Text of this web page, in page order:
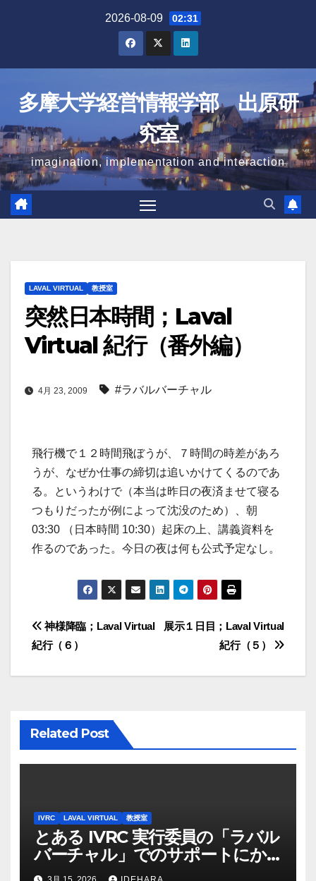
2026-08-09 02:31
多摩大学経営情報学部 出原研
究室
imagination, implementation and interaction
LAVAL VIRTUAL 教授室
突然日本時間；Laval
Virtual 紀行（番外編）
4月 23, 2009 #ラバルバーチャル
飛行機で１２時間飛ぼうが、７時間の時差があろ
うが、なぜか仕事の締切は追いかけてくるのであ
る。というわけで（本当は昨日の夜済ませて寝る
つもりだったが例によって沈没のため）、朝
03:30 （日本時間 10:30）起床の上、講義資料を
作るのであった。今日の夜は何も公式予定なし。
投
稿
ビ
ゲ
ョ
ン
展示１日目；Laval Virtual
紀行（５）
神様降臨；Laval Virtual
紀行（６）
Related Post
IVRC LAVAL VIRTUAL 教授室
とある IVRC 実行委員の「ラバル
バーチャル」でのサポートにか
ける思いと願い（2025 年